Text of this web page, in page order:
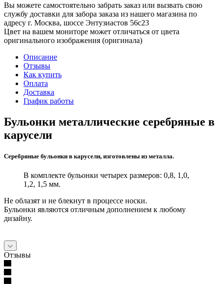
Вы можете самостоятельно забрать заказ или вызвать свою
службу доставки для забора заказа из нашего магазина по
адресу г. Москва, шоссе Энтузиастов 56с23
Цвет на вашем мониторе может отличаться от цвета
оригинального изображения (оригинала)
Описание
Отзывы
Как купить
Оплата
Доставка
График работы
Бульонки металлические серебряные в
карусели
Серебряные бульонки в карусели, изготовлены из металла.
В комплекте бульонки четырех размеров: 0,8, 1,0,
1,2, 1,5 мм.
Не облазят и не блекнут в процессе носки.
Бульонки являются отличным дополнением к любому
дизайну.
Отзывы